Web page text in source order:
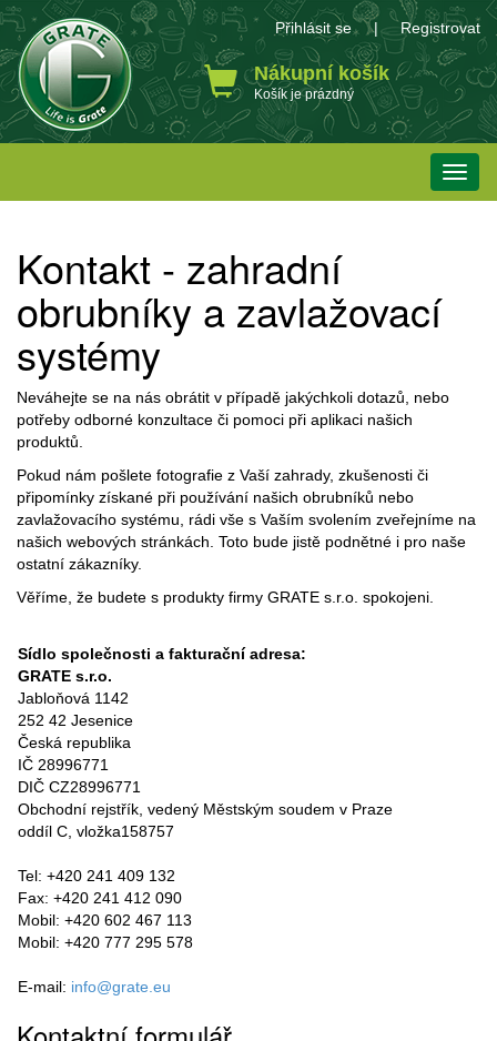
Přihlásit se | Registrovat
Nákupní košík
Košík je prázdný
Toggle
Kontakt - zahradní
obrubníky a zavlažovací
systémy
Neváhejte se na nás obrátit v případě jakýchkoli dotazů, nebo
potřeby odborné konzultace či pomoci při aplikaci našich
produktů.
Pokud nám pošlete fotografie z Vaší zahrady, zkušenosti či
připomínky získané při používání našich obrubníků nebo
zavlažovacího systému, rádi vše s Vaším svolením zveřejníme na
našich webových stránkách. Toto bude jistě podnětné i pro naše
ostatní zákazníky.
Věříme, že budete s produkty firmy GRATE s.r.o. spokojeni.
Sídlo společnosti a fakturační adresa:
GRATE s.r.o.
Jabloňová 1142
252 42 Jesenice
Česká republika
IČ 28996771
DIČ CZ28996771
Obchodní rejstřík, vedený Městským soudem v Praze
oddíl C, vložka158757
Tel: +420 241 409 132
Fax: +420 241 412 090
Mobil: +420 602 467 113
Mobil: +420 777 295 578
E-mail: info@grate.eu